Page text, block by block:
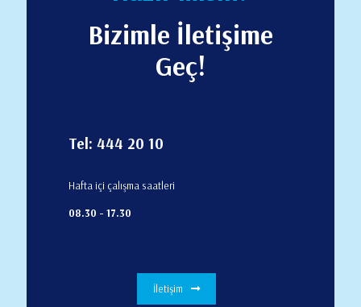
Bizimle İletişime
Geç!
Tel: 444 20 10
Hafta içi çalışma saatleri
08.30 - 17.30
İletişim